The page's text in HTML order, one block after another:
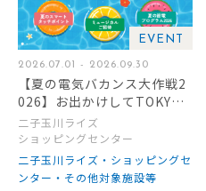
EVENT
2026.07.01 - 2026.09.30
【夏の電気バカンス大作戦2
026】お出かけしてTOKYU
POINTをもらおう！
二子玉川ライズ
ショッピングセンター
二子玉川ライズ・ショッピングセ
ンター・その他対象施設等